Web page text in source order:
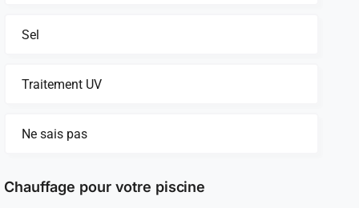
Sel
Traitement UV
Ne sais pas
Chauffage pour votre piscine